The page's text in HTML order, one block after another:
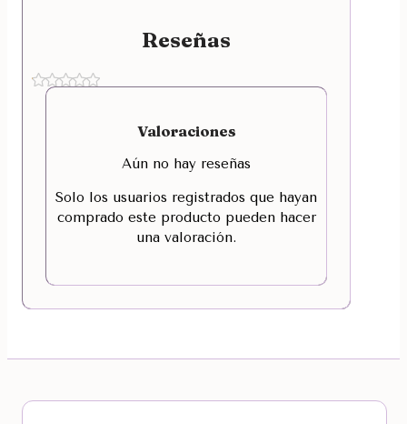
Reseñas
Valoraciones
Aún no hay reseñas
Solo los usuarios registrados que hayan
comprado este producto pueden hacer
una valoración.